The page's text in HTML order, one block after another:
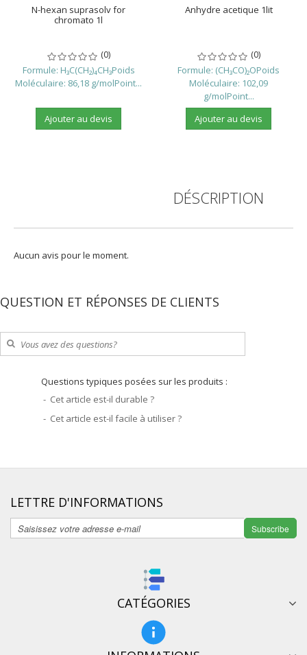
N-hexan suprasolv for
chromato 1l
(0)
Formule: H₃C(CH₂)₄CH₃Poids
Moléculaire: 86,18 g/molPoint...
Ajouter au devis
Anhydre acetique 1lit
(0)
Formule: (CH₃CO)₂OPoids
Moléculaire: 102,09
g/molPoint...
Ajouter au devis
DÉSCRIPTION
Aucun avis pour le moment.
QUESTION ET RÉPONSES DE CLIENTS
Questions typiques posées sur les produits :
- Cet article est-il durable ?
- Cet article est-il facile à utiliser ?
LETTRE D'INFORMATIONS
Subscribe
CATÉGORIES